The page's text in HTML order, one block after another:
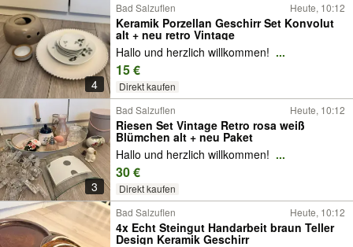
4
Bad Salzuflen Heute, 10:12
Keramik Porzellan Geschirr Set Konvolut
alt + neu retro Vintage
Hallo und herzlich willkommen! ...
15 €
Direkt kaufen
3
Bad Salzuflen Heute, 10:12
Riesen Set Vintage Retro rosa weiß
Blümchen alt + neu Paket
Hallo und herzlich willkommen! ...
30 €
Direkt kaufen
Bad Salzuflen Heute, 10:12
4x Echt Steingut Handarbeit braun Teller
Design Keramik Geschirr